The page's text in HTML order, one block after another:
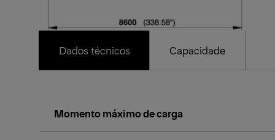
Dados técnicos Capacidade
Momento máximo de carga